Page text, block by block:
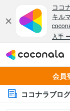
会員
ココナラブログ